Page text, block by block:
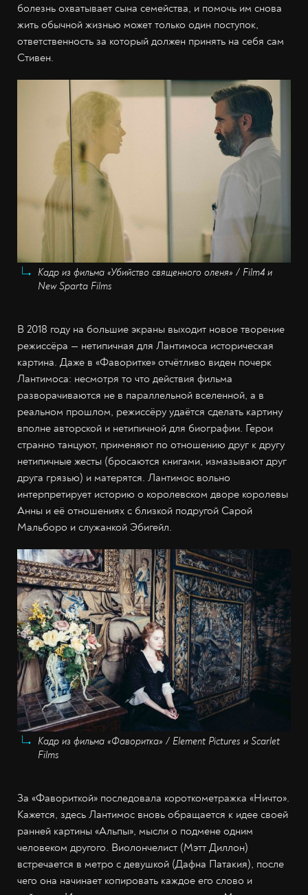
болезнь охватывает сына семейства, и помочь им снова
жить обычной жизнью может только один поступок,
ответственность за который должен принять на себя сам
Стивен.
Кадр из фильма «Убийство священного оленя» / Film4 и
New Sparta Films
В 2018 году на большие экраны выходит новое творение
режиссёра — нетипичная для Лантимоса историческая
картина. Даже в «Фаворитке» отчётливо виден почерк
Лантимоса: несмотря то что действия фильма
разворачиваются не в параллельной вселенной, а в
реальном прошлом, режиссёру удаётся сделать картину
вполне авторской и нетипичной для биографии. Герои
странно танцуют, применяют по отношению друг к другу
нетипичные жесты (бросаются книгами, измазывают друг
друга грязью) и матерятся. Лантимос вольно
интерпретирует историю о королевском дворе королевы
Анны и её отношениях с близкой подругой Сарой
Мальборо и служанкой Эбигейл.
Кадр из фильма «Фаворитка» / Element Pictures и Scarlet
Films
За «Фавориткой» последовала короткометражка «Ничто».
Кажется, здесь Лантимос вновь обращается к идее своей
ранней картины «Альпы», мысли о подмене одним
человеком другого. Виолончелист (Мэтт Диллон)
встречается в метро с девушкой (Дафна Патакия), после
чего она начинает копировать каждое его слово и